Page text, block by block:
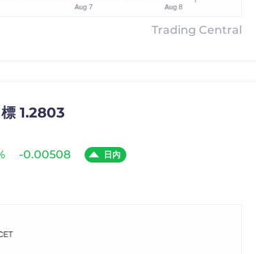
Trading Central
1.2803
-0.00508 日內